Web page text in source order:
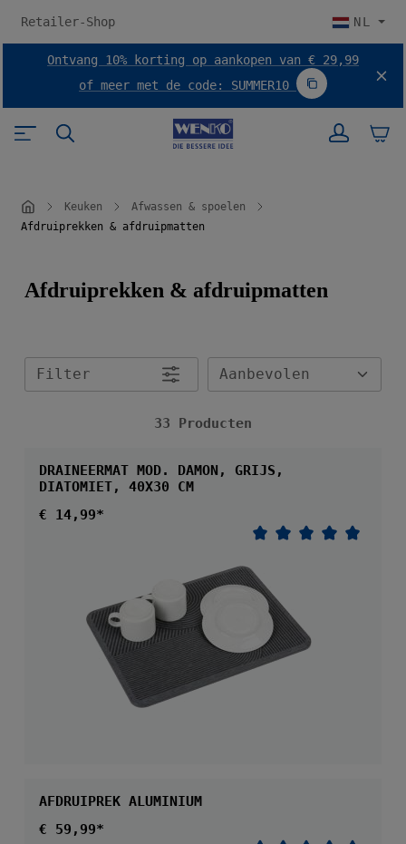
Retailer-Shop NL
Ontvang 10% korting op aankopen van € 29,99
of meer met de code: SUMMER10
Code
Keuken
Afwassen & spoelen
Afdruiprekken & afdruipmatten
Afdruiprekken & afdruipmatten
Filter
33 Producten
DRAINEERMAT MOD. DAMON, GRIJS,
DIATOMIET, 40X30 CM
Normale prijs:
€ 14,99*
AFDRUIPREK ALUMINIUM
Normale prijs:
€ 59,99*